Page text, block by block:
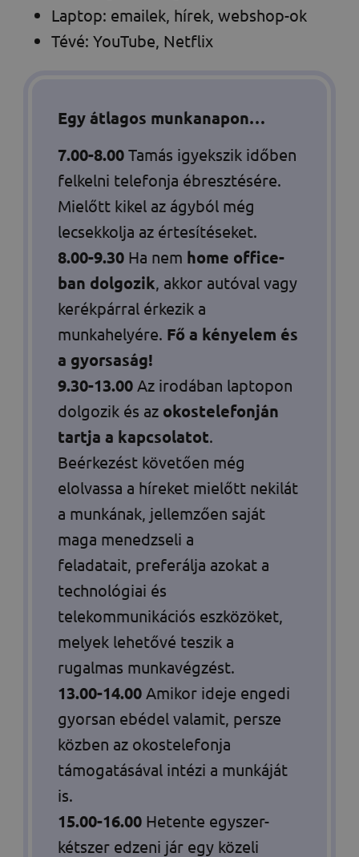
Laptop: emailek, hírek, webshop-ok
Tévé: YouTube, Netflix
Egy átlagos munkanapon…
7.00-8.00 Tamás igyekszik időben
felkelni telefonja ébresztésére.
Mielőtt kikel az ágyból még
lecsekkolja az értesítéseket.
8.00-9.30 Ha nem home office-
ban dolgozik , akkor autóval vagy
kerékpárral érkezik a
munkahelyére. Fő a kényelem és
a gyorsaság!
9.30-13.00 Az irodában laptopon
dolgozik és az okostelefonján
tartja a kapcsolatot.
Beérkezést követően még
elolvassa a híreket mielőtt nekilát
a munkának, jellemzően saját
maga menedzseli a
feladatait, preferálja azokat a
technológiai és
telekommunikációs eszközöket,
melyek lehetővé teszik a
rugalmas munkavégzést.
13.00-14.00 Amikor ideje engedi
gyorsan ebédel valamit, persze
közben az okostelefonja
támogatásával intézi a munkáját
is.
15.00-16.00 Hetente egyszer-
kétszer edzeni jár egy közeli